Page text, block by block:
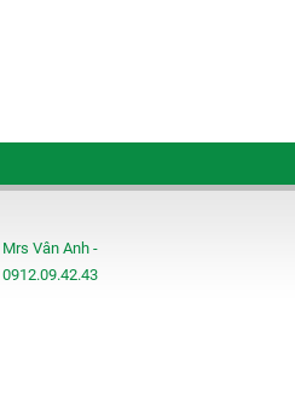
Mrs Vân Anh -
0912.09.42.43